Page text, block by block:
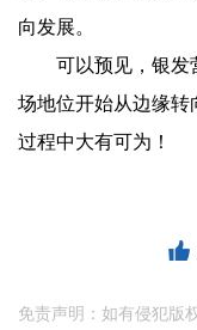
向发展。
可以预见，银发
场地位开始从边缘转
过程中大有可为！
免责声明：如有侵犯版